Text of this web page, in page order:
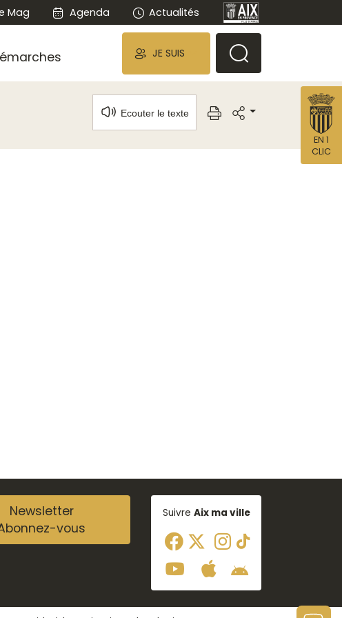
Mag Agenda Actualités
JE SUIS
Ecouter le texte
Newsletter
vous
Suivre Aix ma ville
EN 1
CLIC